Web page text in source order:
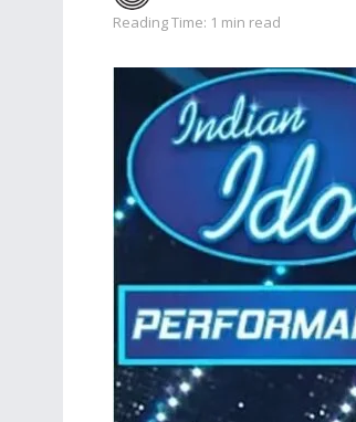
Reading Time: 1 min read